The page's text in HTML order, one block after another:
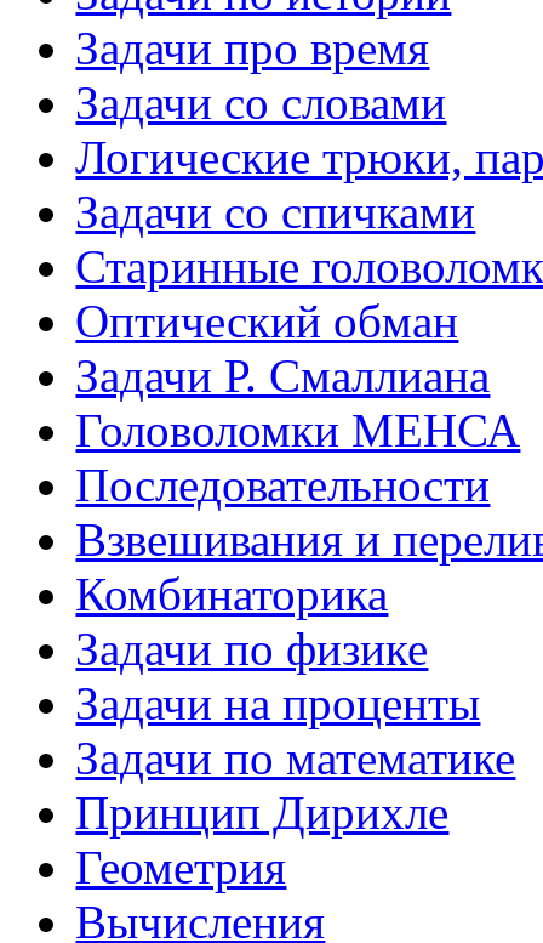
Задачи про время
Задачи со словами
Логические трюки,
Задачи со спичками
Старинные
Оптический обман
Задачи Р. Смаллиана
Головоломки МЕНСА
Последовательности
Взвешивания и
Комбинаторика
Задачи по физике
Задачи на проценты
Задачи по математике
Принцип Дирихле
Геометрия
Вычисления